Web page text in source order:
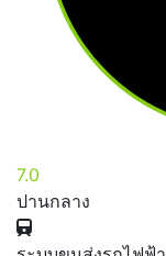
7.0
ปานกลาง